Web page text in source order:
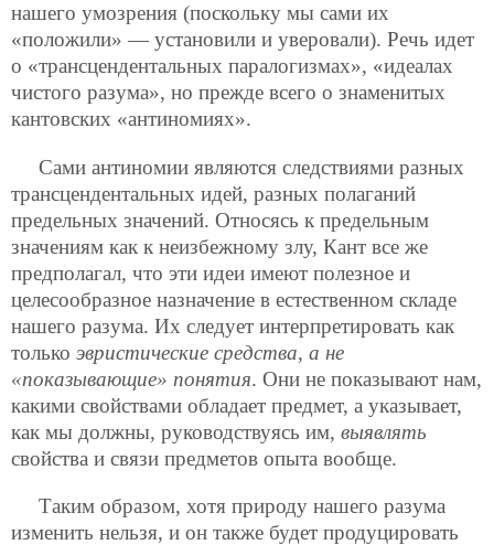
нашего умозрения (поскольку мы сами их
«положили» — установили и уверовали). Речь идет
о «трансцендентальных паралогизмах», «идеалах
чистого разума», но прежде всего о знаменитых
кантовских «антиномиях».
Сами антиномии являются следствиями разных
трансцендентальных идей, разных полаганий
предельных значений. Относясь к предельным
значениям как к неизбежному злу, Кант все же
предполагал, что эти идеи имеют полезное и
целесообразное назначение в естественном складе
нашего разума. Их следует интерпретировать как
только эвристические средства, а не
«показывающие» понятия. Они не показывают нам,
какими свойствами обладает предмет, а указывает,
как мы должны, руководствуясь им, выявлять
свойства и связи предметов опыта вообще.
Таким образом, хотя природу нашего разума
изменить нельзя, и он также будет продуцировать